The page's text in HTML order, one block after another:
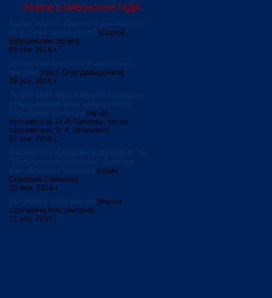
Новое в библиотеке МДА
[Сергей
Ефроимович Эрлих]
09 сен. 2016 г.
[прот. Олег Давыденков]
09 сен. 2016 г.
[Автор-
составитель: О. И. Павлова; Автор-
составитель: В. А. Левушкин]
07 сен. 2016 г.
[сщмч.
Серафим (Чичагов)]
10 мая. 2016 г.
[Мария
Сергеевна Красовицкая]
21 апр. 2016 г.